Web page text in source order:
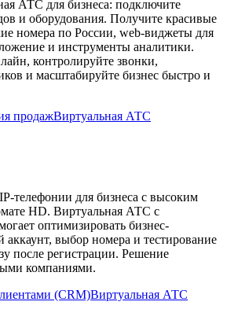
АТС для бизнеса: подключите
и оборудования. Получите красивые
номера по России, web-виджеты для
и инструменты аналитики.
контролируйте звонки,
и масштабируйте бизнес быстро и
продажВиртуальная АТС
телефонии для бизнеса с высоким
HD. Виртуальная АТС с
оптимизировать бизнес-
выбор номера и тестирование
после регистрации. Решение
компаниями.
(CRM)Виртуальная АТС